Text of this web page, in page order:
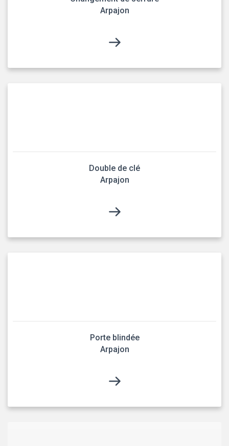
Arpajon
Double de clé
Arpajon
Porte blindée
Arpajon